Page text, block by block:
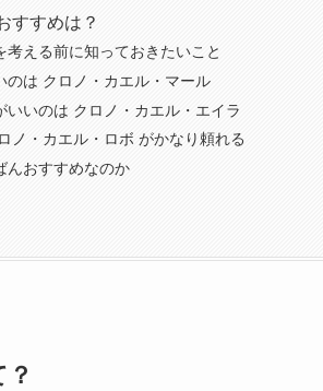
すすめは？
える前に知っておきたいこと
のは クロノ・カエル・マール
いいのは クロノ・カエル・エイラ
ノ・カエル・ロボ がかなり頼れる
んおすすめなのか